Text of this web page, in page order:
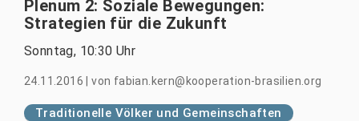
Plenum 2: Soziale Bewegungen:
Strategien für die Zukunft
Sonntag, 10:30 Uhr
24.11.2016 |von fabian.kern@kooperation-brasilien.org
Traditionelle Völker und Gemeinschaften